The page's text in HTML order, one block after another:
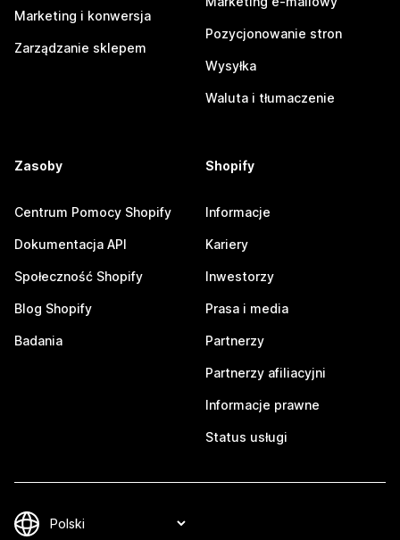
Marketing i konwersja
Zarządzanie sklepem
Pozycjonowanie stron
Wysyłka
Waluta i tłumaczenie
Zasoby
Centrum Pomocy Shopify
Dokumentacja API
Społeczność Shopify
Blog Shopify
Badania
Shopify
Informacje
Kariery
Inwestorzy
Prasa i media
Partnerzy
Partnerzy afiliacyjni
Informacje prawne
Status usługi